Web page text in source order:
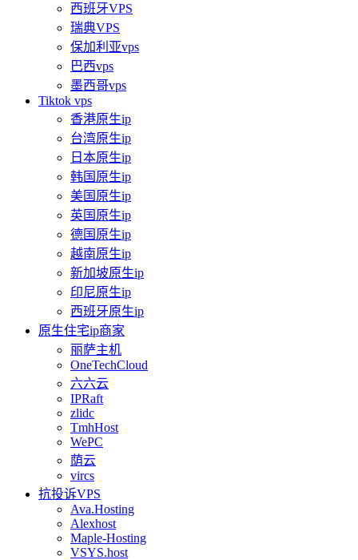
西班牙VPS
瑞典VPS
保加利亚vps
巴西vps
墨西哥vps
Tiktok vps
香港原生ip
台湾原生ip
日本原生ip
韩国原生ip
美国原生ip
英国原生ip
德国原生ip
越南原生ip
新加坡原生ip
印尼原生ip
西班牙原生ip
原生住宅ip商家
丽萨主机
OneTechCloud
六六云
IPRaft
zlidc
TmhHost
WePC
荫云
vircs
抗投诉VPS
Ava.Hosting
Alexhost
Maple-Hosting
VSYS.host